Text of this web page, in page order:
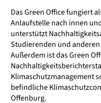
Das Green Office fungiert
Anlaufstelle nach innen
unterstützt
Studierenden und
Außerdem ist das Green
Klimaschutzmanagement
befindliche
Offenburg.